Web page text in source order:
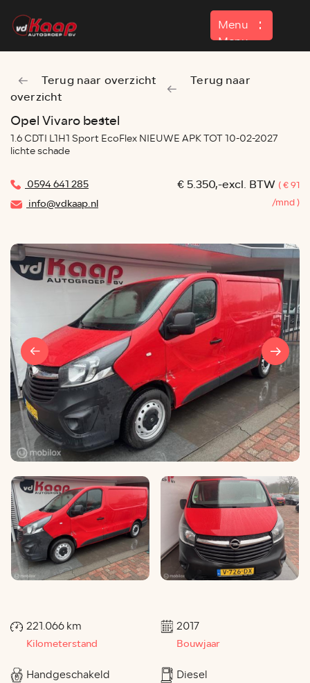
Menu
Menu
Home
Aanbod
Contact
Terug naar overzicht
Terug naar
overzicht
Opel Vivaro bestel
1.6 CDTI L1H1 Sport EcoFlex NIEUWE APK TOT 10-02-2027
lichte schade
0594 641 285
info@vdkaap.nl
€ 5.350,-excl. BTW ( € 91
/mnd )
221.066 km
Kilometerstand
2017
Bouwjaar
Handgeschakeld Diesel